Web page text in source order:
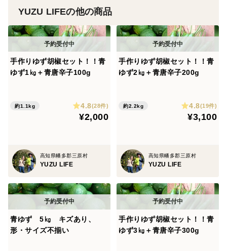
YUZU LIFEの他の商品
手作りゆず胡椒セット！！青
ゆず1㎏＋青唐辛子100g
約1.1kg 4.8(28件)
¥2,000
高知県幡多郡三原村
YUZU LIFE
手作りゆず胡椒セット！！青
ゆず2㎏＋青唐辛子200g
約2.2kg 4.8(19件)
¥3,100
高知県幡多郡三原村
YUZU LIFE
青ゆず 5㎏ キズあり、
形・サイズ不揃い
手作りゆず胡椒セット！！青
ゆず3㎏＋青唐辛子300g